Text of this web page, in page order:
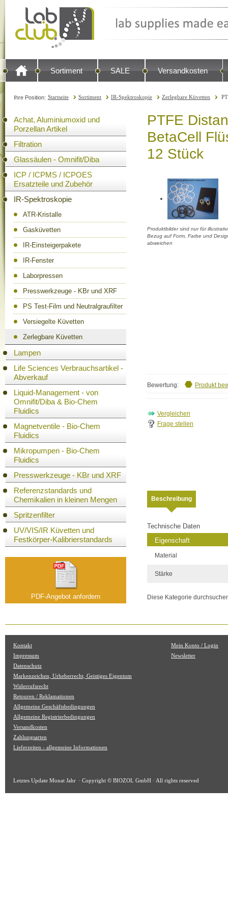
Sortiment SALE Versandkosten
Ihre Position: Startseite Sortiment IR-Spektroskopie Zerlegbare Küvetten
Achat, Aluminiumoxid und
Porzellan Artikel
Filtration
Glassäulen - Omnifit/Diba
ICP / ICPMS / ICPOES
Ersatzteile und Zubehör
IR-Spektroskopie
ATR-Kristalle
Gasküvetten
IR-Einsteigerpakete
IR-Fenster
Laborpressen
Presswerkzeuge - KBr und XRF
PS Test-Film und Neutralgraufilter
Versiegelte Küvetten
Zerlegbare Küvetten
Lampen
Life Sciences Verbrauchsartikel -
Abverkauf
Liquid-Management - von
Omnifit/Diba & Bio-Chem
Fluidics
Magnetventile - Bio-Chem
Fluidics
Mikropumpen - Bio-Chem
Fluidics
Presswerkzeuge - KBr und XRF
Referenzstandards und
Chemikalien in kleinen Mengen
Spritzenfilter
UV/VIS/IR Küvetten und
Festkörper-Kalibrierstandards
PDF-Angebot anfordern
PTFE
BetaCell
12 Stück
Produktbilder sind nur für
Bezug auf Form, Farbe und
abweichen
Bewertung: Produkt
Frage stellen
Beschreibung
Technische Daten
Eigenschaft
Material
Stärke
Diese Kategorie
Kontakt
Impressum
Datenschutz
Markenzeichen, Urheberrecht, Geistiges Eigentum
Widerrufsrecht
Retouren / Reklamationen
Allgemeine Geschäftsbedingungen
Allgemeine Registrierbedingungen
Versandkosten
Zahlungsarten
Lieferzeiten - allgemeine Informationen
Mein Konto / Login
Newsletter
Letztes Update Monat Jahr · Copyright © BIOZOL GmbH · All rights reserved